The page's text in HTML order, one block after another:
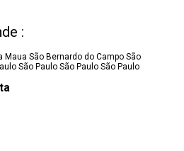
:
Maua São Bernardo do Campo São
São Paulo São Paulo São Paulo